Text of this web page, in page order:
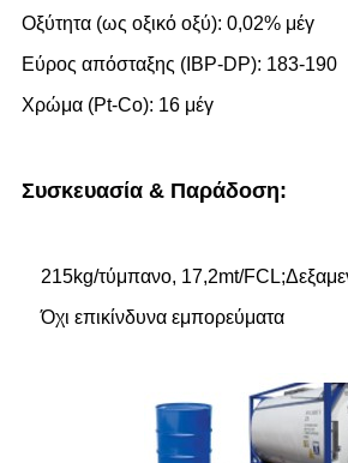
Οξύτητα (ως οξικό οξύ): 0,02% μέγ
Εύρος απόσταξης (IBP-DP): 183-190
Χρώμα (Pt-Co): 16 μέγ
Συσκευασία & Παράδοση:
215kg/τύμπανο, 17,2mt/
Όχι επικίνδυνα εμπορεύματα